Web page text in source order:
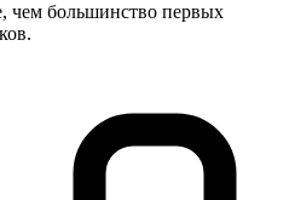
чем большинство первых